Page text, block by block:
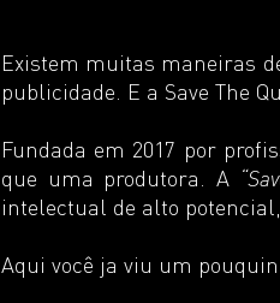
Existem muitas maneiras
publicidade. E a Save The
Fundada em 2017 por
que uma produtora. A
intelectual de alto
Aqui você ja viu um